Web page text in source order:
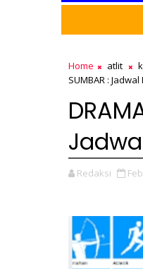
Home atlit
SUMBAR :
Redaksi